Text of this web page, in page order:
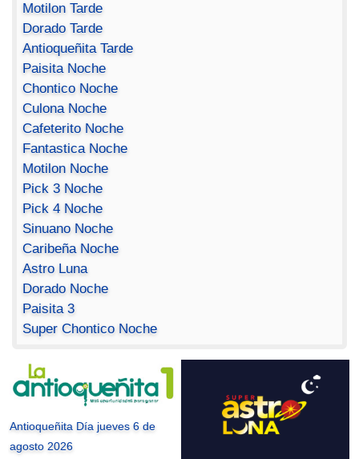
Motilon Tarde
Dorado Tarde
Antioqueñita Tarde
Paisita Noche
Chontico Noche
Culona Noche
Cafeterito Noche
Fantastica Noche
Motilon Noche
Pick 3 Noche
Pick 4 Noche
Sinuano Noche
Caribeña Noche
Astro Luna
Dorado Noche
Paisita 3
Super Chontico Noche
Antioqueñita Día jueves 6 de
agosto 2026